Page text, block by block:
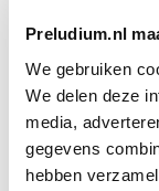
Preludium.nl
We gebruiken
We delen deze
media,
gegevens
hebben